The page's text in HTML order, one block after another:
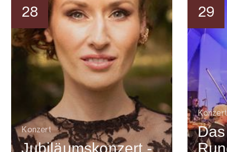
28
Konzert
Jubiläumskonzert -
29
Konzert